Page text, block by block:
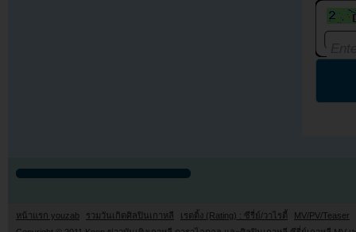
หน้าแรก youzab รวมวันเกิดศิลปินเกาหลี เรตติ้ง (Rating) : ซีรี่ย์/วาไรตี้
MV/PV/Teaser